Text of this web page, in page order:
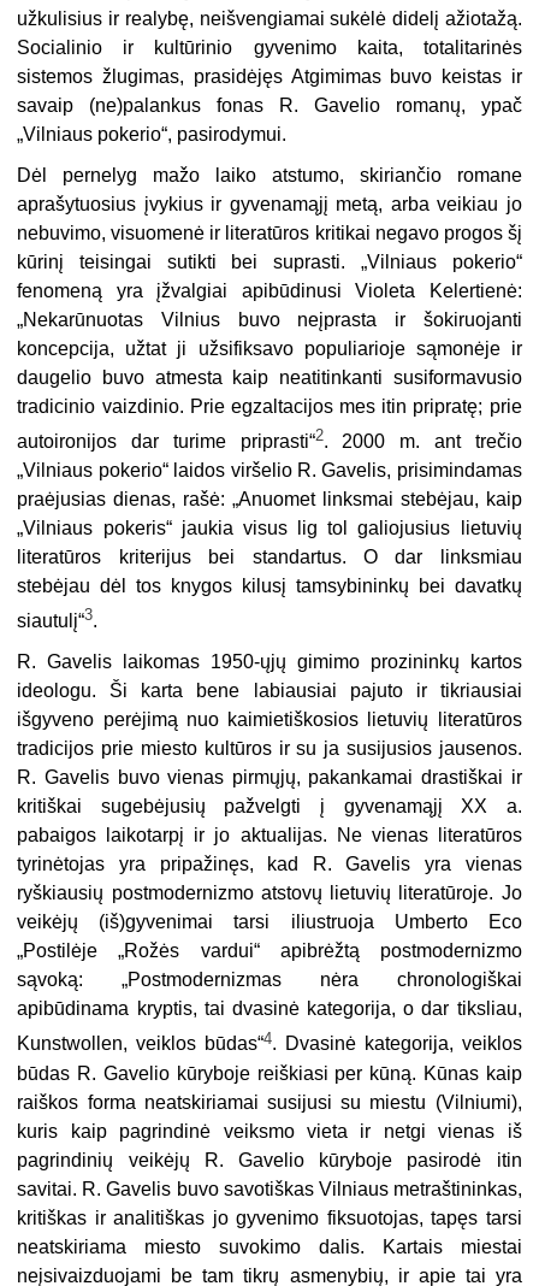
užkulisius ir realybę, neišvengiamai sukėlė didelį ažiotažą.
Socialinio ir kultūrinio gyvenimo kaita, totalitarinės
sistemos žlugimas, prasidėjęs Atgimimas buvo keistas ir
savaip (ne)palankus fonas R. Gavelio romanų, ypač
„Vilniaus pokerio“, pasirodymui.
Dėl pernelyg mažo laiko atstumo, skiriančio romane
aprašytuosius įvykius ir gyvenamąjį metą, arba veikiau jo
nebuvimo, visuomenė ir literatūros kritikai negavo progos šį
kūrinį teisingai sutikti bei suprasti. „Vilniaus pokerio“
fenomeną yra įžvalgiai apibūdinusi Violeta Kelertienė:
„Nekarūnuotas Vilnius buvo neįprasta ir šokiruojanti
koncepcija, užtat ji užsifiksavo populiarioje sąmonėje ir
daugelio buvo atmesta kaip neatitinkanti susiformavusio
tradicinio vaizdinio. Prie egzaltacijos mes itin pripratę; prie
autoironijos dar turime priprasti“2. 2000 m. ant trečio
„Vilniaus pokerio“ laidos viršelio R. Gavelis, prisimindamas
praėjusias dienas, rašė: „Anuomet linksmai stebėjau, kaip
„Vilniaus pokeris“ jaukia visus lig tol galiojusius lietuvių
literatūros kriterijus bei standartus. O dar linksmiau
stebėjau dėl tos knygos kilusį tamsybininkų bei davatkų
siautulį“3.
R. Gavelis laikomas 1950-ųjų gimimo prozininkų kartos
ideologu. Ši karta bene labiausiai pajuto ir tikriausiai
išgyveno perėjimą nuo kaimietiškosios lietuvių literatūros
tradicijos prie miesto kultūros ir su ja susijusios jausenos.
R. Gavelis buvo vienas pirmųjų, pakankamai drastiškai ir
kritiškai sugebėjusių pažvelgti į gyvenamąjį XX a.
pabaigos laikotarpį ir jo aktualijas. Ne vienas literatūros
tyrinėtojas yra pripažinęs, kad R. Gavelis yra vienas
ryškiausių postmodernizmo atstovų lietuvių literatūroje. Jo
veikėjų (iš)gyvenimai tarsi iliustruoja Umberto Eco
„Postilėje „Rožės vardui“ apibrėžtą postmodernizmo
sąvoką: „Postmodernizmas nėra chronologiškai
apibūdinama kryptis, tai dvasinė kategorija, o dar tiksliau,
Kunstwollen, veiklos būdas“4. Dvasinė kategorija, veiklos
būdas R. Gavelio kūryboje reiškiasi per kūną. Kūnas kaip
raiškos forma neatskiriamai susijusi su miestu (Vilniumi),
kuris kaip pagrindinė veiksmo vieta ir netgi vienas iš
pagrindinių veikėjų R. Gavelio kūryboje pasirodė itin
savitai. R. Gavelis buvo savotiškas Vilniaus metraštininkas,
kritiškas ir analitiškas jo gyvenimo fiksuotojas, tapęs tarsi
neatskiriama miesto suvokimo dalis. Kartais miestai
neįsivaizduojami be tam tikrų asmenybių, ir apie tai yra